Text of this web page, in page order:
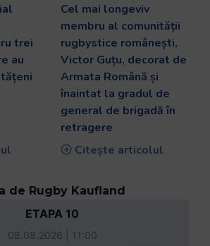
trei
au
Cel mai longeviv
membru al comunității
rugbystice românești,
Victor Guțu, decorat de
Armata Română și
înaintat la gradul de
general de brigadă în
retragere
Citește articolul
de Rugby Kaufland
ETAPA 10
08.08.2026 | 11:00